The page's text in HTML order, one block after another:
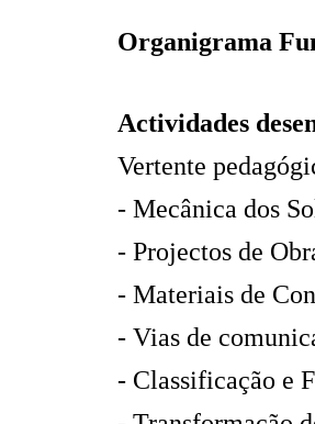
Organigrama
Actividades
Vertente
‐ Mecânica dos
‐ Projectos de
‐ Materiais de
‐ Vias de
‐ Classificação e